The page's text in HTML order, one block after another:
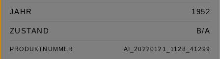
JAHR 1952
ZUSTAND B/A
PRODUKTNUMMER AI_20220121_1128_41299